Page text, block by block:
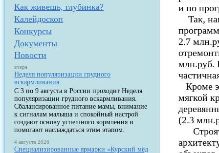
Как живешь, глубинка?
Калейдоскоп
Конкурсы
Документы
Новости
вчера
Неделя популяризации грудного
вскармливания
С 3 по 9 августа в России проходит Неделя
популяризации грудного вскармливания.
Сбалансированное питание мамы, внимание
к сигналам малыша и спокойный настрой
создают основу успешного кормления и
помогают наслаждаться этим этапом.
4 августа 2026
Специализированные ярмарки «Курский мёд
и по
Так,
2.7
млн.руб.
Кроме
мягкой
(2.3